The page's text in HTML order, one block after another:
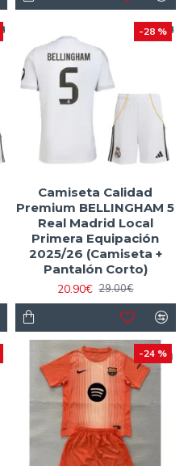
-28 %
Camiseta Calidad
Premium BELLINGHAM 5
Real Madrid Local
Primera Equipación
2025/26 (Camiseta +
Pantalón Corto)
20.90€ 29.00€
-24 %